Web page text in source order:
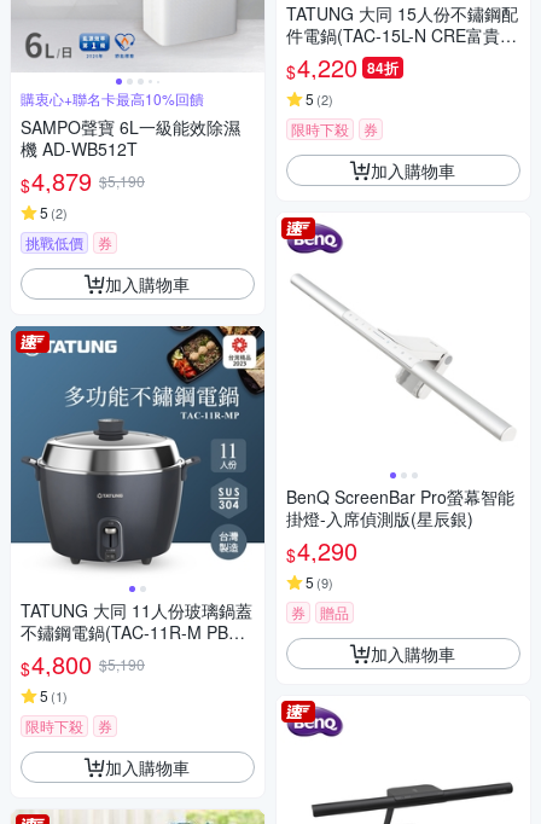
購衷心+聯名卡最高10%回饋
SAMPO聲寶 6L一級能效除濕
機 AD-WB512T
$4,879 $5,190
5 (2)
挑戰低價 券
加入購物車
TATUNG 大同 11人份玻璃鍋蓋
不鏽鋼電鍋(TAC-11R-M PB藍
黑色)
$4,800 $5,190
5 (1)
限時下殺 券
加入購物車
TATUNG 大同 15人份不鏽鋼配
件電鍋(TAC-15L-N CRE富貴
紅)
$4,220 84折
5 (2)
限時下殺 券
加入購物車
BenQ ScreenBar Pro螢幕智能
掛燈-入席偵測版(星辰銀)
$4,290
5 (9)
券 贈品
加入購物車